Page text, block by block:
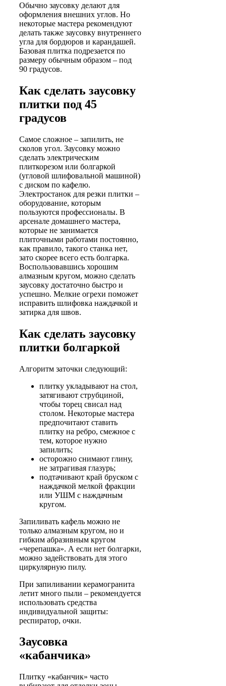
Обычно заусовку делают для
оформления внешних углов. Но
некоторые мастера рекомендуют
делать также заусовку внутреннего
угла для бордюров и карандашей.
Базовая плитка подрезается по
размеру обычным образом – под
90 градусов.
Как сделать заусовку
плитки под 45
градусов
Самое сложное – запилить, не
сколов угол. Заусовку можно
сделать электрическим
плиткорезом или болгаркой
(угловой шлифовальной машиной)
с диском по кафелю.
Электростанок для резки плитки –
оборудование, которым
пользуются профессионалы. В
арсенале домашнего мастера,
которые не занимается
плиточными работами постоянно,
как правило, такого станка нет,
зато скорее всего есть болгарка.
Воспользовавшись хорошим
алмазным кругом, можно сделать
заусовку достаточно быстро и
успешно. Мелкие огрехи поможет
исправить шлифовка наждачкой и
затирка для швов.
Как сделать заусовку
плитки болгаркой
Алгоритм заточки следующий:
плитку укладывают на стол,
затягивают струбциной,
чтобы торец свисал над
столом. Некоторые мастера
предпочитают ставить
плитку на ребро, смежное с
тем, которое нужно
запилить;
осторожно снимают глину,
не затрагивая глазурь;
подтачивают край бруском с
наждачкой мелкой фракции
или УШМ с наждачным
кругом.
Запиливать кафель можно не
только алмазным кругом, но и
гибким абразивным кругом
«черепашка». А если нет болгарки,
можно задействовать для этого
циркулярную пилу.
При запиливании керамогранита
летит много пыли – рекомендуется
использовать средства
индивидуальной защиты:
респиратор, очки.
Заусовка
«кабанчика»
Плитку «кабанчик» часто